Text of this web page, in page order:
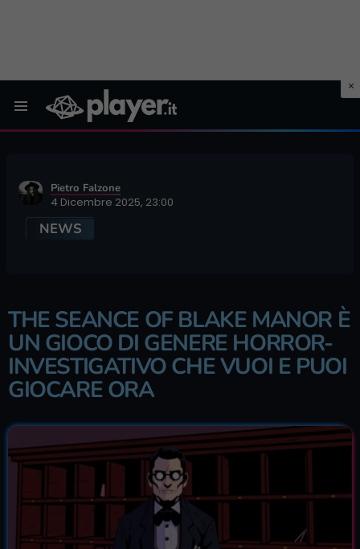
Pietro Falzone
4 Dicembre 2025, 23:00
NEWS
THE SEANCE OF BLAKE MANOR È
UN GIOCO DI GENERE HORROR-
INVESTIGATIVO CHE VUOI E PUOI
GIOCARE ORA